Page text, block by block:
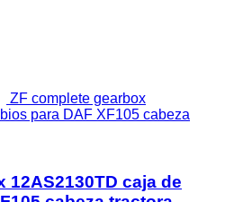
ZF complete gearbox
para DAF XF105 cabeza
12AS2130TD caja de